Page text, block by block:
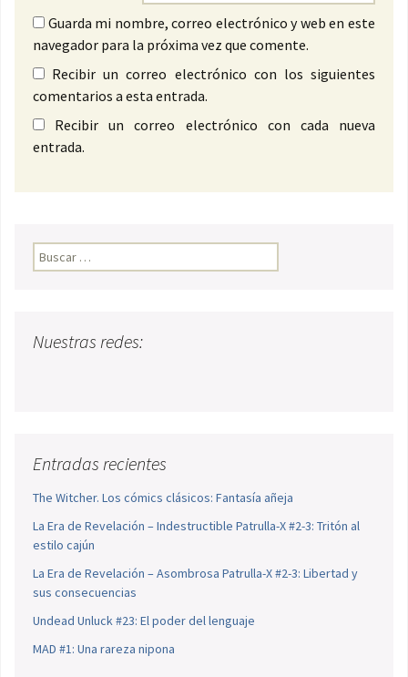
Guarda mi nombre, correo electrónico y web en este
navegador para la próxima vez que comente.
Recibir un correo electrónico con los siguientes
comentarios a esta entrada.
Recibir un correo electrónico con cada nueva
entrada.
Buscar:
Nuestras redes:
Entradas recientes
The Witcher. Los cómics clásicos: Fantasía añeja
La Era de Revelación – Indestructible Patrulla-X #2-3: Tritón al
estilo cajún
La Era de Revelación – Asombrosa Patrulla-X #2-3: Libertad y
sus consecuencias
Undead Unluck #23: El poder del lenguaje
MAD #1: Una rareza nipona